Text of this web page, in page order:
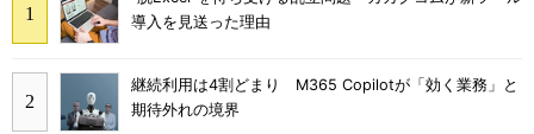
導入を見送った理由
継続利用は4割どまり M365 Copilotが「効く業務」と
期待外れの境界